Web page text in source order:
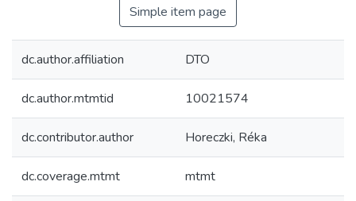
Simple item page
dc.author.affiliation DTO
dc.author.mtmtid 10021574
dc.contributor.author Horeczki, Réka
dc.coverage.mtmt mtmt